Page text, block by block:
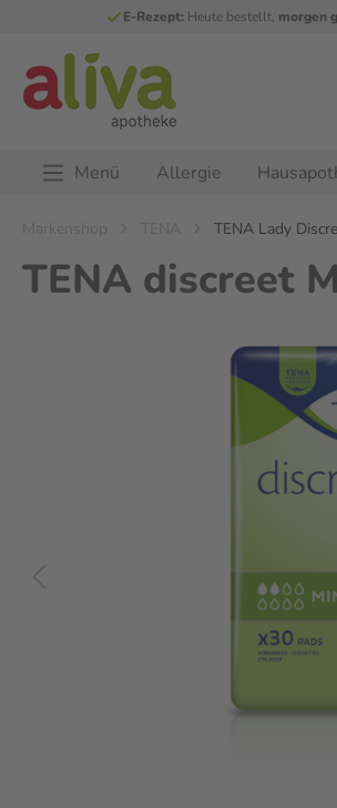
E-Rezept: Heute bestellt, morgen
Menü Allergie
Markenshop TENA TENA Lady
TENA discreet